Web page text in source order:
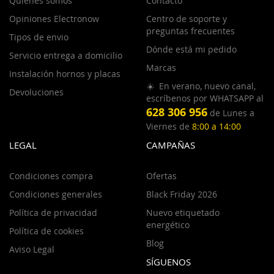
Opiniones Electronow
Tipos de envio
Servicio entrega a domicilio
Instalación hornos y placas
Devoluciones
Centro de soporte y
preguntas frecuentes
Dónde está mi pedido
Marcas
☀️ En verano, nuevo canal,
escríbenos por WHATSAPP al
628 306 956 de Lunes a
Viernes de 8:00 a 14:00
LEGAL
Condiciones compra
Condiciones generales
Política de privacidad
Política de cookies
Aviso Legal
CAMPAÑAS
Ofertas
Black Friday 2026
Nuevo etiquetado
energético
Blog
SÍGUENOS